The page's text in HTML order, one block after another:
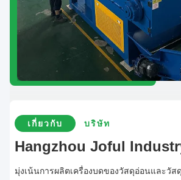
เกี่ยวกับ บริษัท
Hangzhou Joful
มุ่งเน้นการผลิตเครื่องบดของวัสดุอ่อนและวัส